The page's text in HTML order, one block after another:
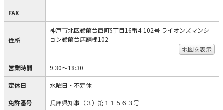
FAX
住所
神戸市北区鈴蘭台西町5丁目16番4-102号 ライオンズマンシ
ョン鈴蘭台店舗棟102
地図を表示
営業時間 9:30～18:30
定休日 水曜日・不定休
免許番号 兵庫県知事（３）第１１５６３号